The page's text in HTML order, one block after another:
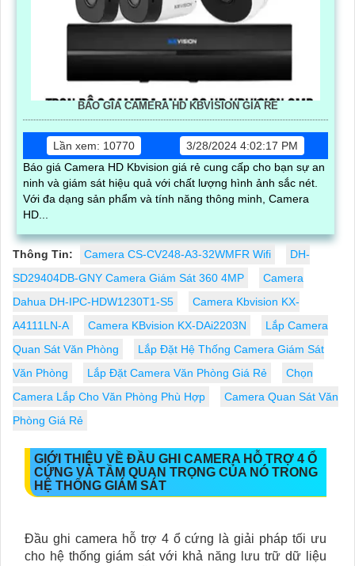
BÁO GIÁ CAMERA HD KBVISION GIÁ RẺ
Lần xem: 10770
3/28/2024 4:02:17 PM
Báo giá Camera HD Kbvision giá rẻ cung cấp cho bạn sự an
ninh và giám sát hiệu quả với chất lượng hình ảnh sắc nét.
Với đa dạng sản phẩm và tính năng thông minh, Camera
HD...
Thông Tin: Camera CS-CV248-A3-32WMFR Wifi
DH-
SD29404DB-GNY Camera Giám Sát 360 4MP
Camera
Dahua DH-IPC-HDW1230T1-S5
Camera Kbvision KX-
A4111LN-A
Camera KBvision KX-DAi2203N
Lắp Camera
Quan Sát Văn Phòng
Lắp Đặt Hệ Thống Camera Giám Sát
Văn Phòng
Lắp Đặt Camera Văn Phòng Giá Rẻ
Chọn
Camera Lắp Cho Văn Phòng Phù Hợp
Camera Quan Sát Văn
Phòng Giá Rẻ
GIỚI THIỆU VỀ ĐẦU GHI CAMERA HỖ TRỢ 4 Ổ
CỨNG VÀ TẦM QUAN TRỌNG CỦA NÓ TRONG
HỆ THỐNG GIÁM SÁT
Đầu ghi camera hỗ trợ 4 ổ cứng là giải pháp tối ưu
cho hệ thống giám sát với khả năng lưu trữ dữ liệu